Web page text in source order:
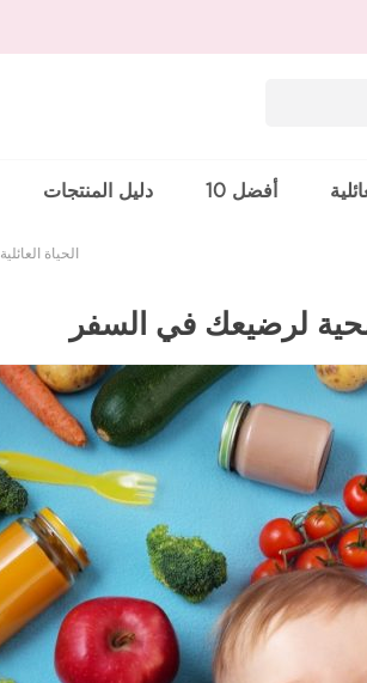
أفضل 10 دليل المنتجات
الحياة العائلية